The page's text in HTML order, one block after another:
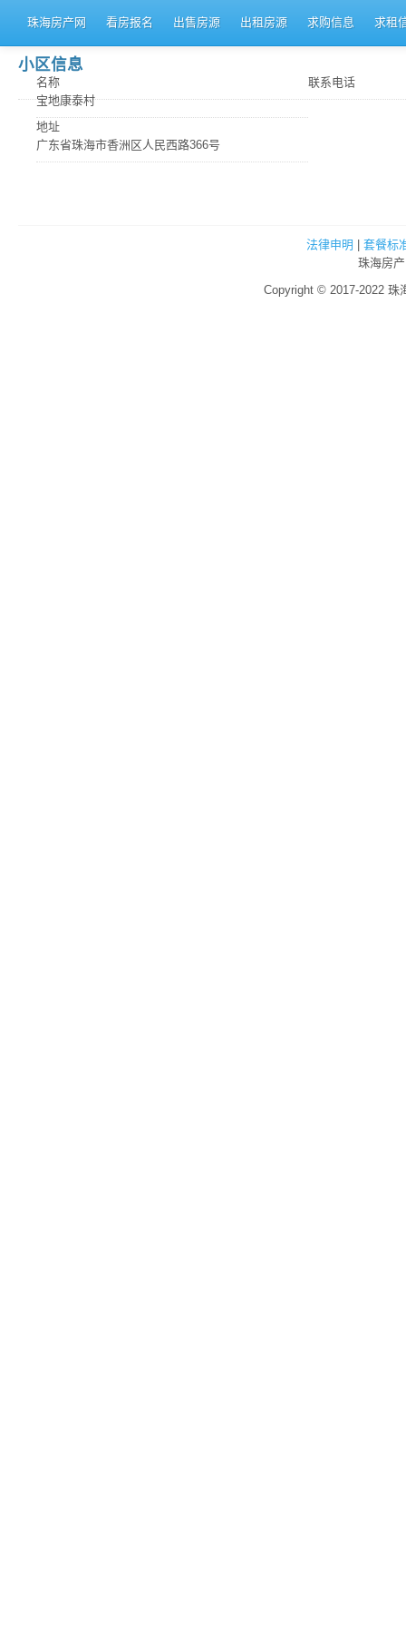
珠海房产网 看房报名 出售房源 出租房源 求购信息 求租
小区信息
名称
宝地康泰村
地址
广东省珠海市香洲区人民西路366号
联系电话
法律申明
套餐标
珠海房
Copyright © 2017-2022 珠